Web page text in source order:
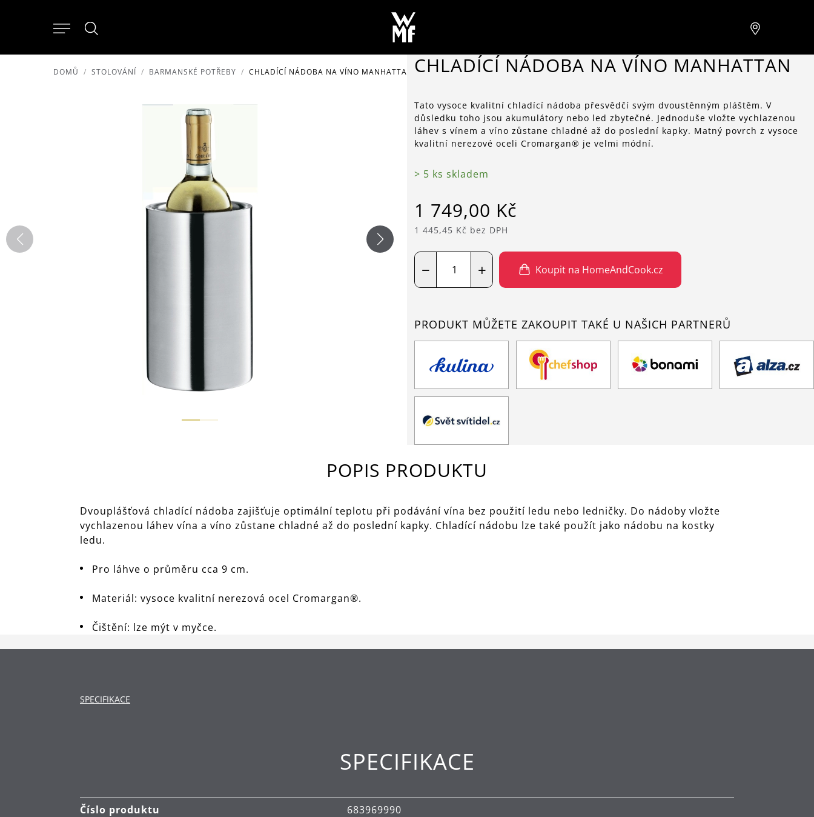
DOMŮ STOLOVÁNÍ BARMANSKÉ POTŘEBY CHLADÍCÍ NÁDOBA NA VÍNO MANHATTAN CHLADÍCÍ NÁDOBA NA VÍNO MANHATTAN
Tato vysoce kvalitní chladící nádoba přesvědčí svým dvoustěnným pláštěm. V
důsledku toho jsou akumulátory nebo led zbytečné. Jednoduše vložte vychlazenou
láhev s vínem a víno zůstane chladné až do poslední kapky. Matný povrch z vysoce
kvalitní nerezové oceli Cromargan® je velmi módní.
> 5 ks skladem
1 749,00 Kč
1 445,45 Kč bez DPH
+
− Koupit na HomeAndCook.cz
PRODUKT MŮŽETE ZAKOUPIT TAKÉ U NAŠICH PARTNERŮ
POPIS PRODUKTU
Dvouplášťová chladící nádoba zajišťuje optimální teplotu při podávání vína bez použití ledu nebo ledničky. Do nádoby vložte
vychlazenou láhev vína a víno zůstane chladné až do poslední kapky. Chladící nádobu lze také použít jako nádobu na kostky
ledu.
Pro láhve o průměru cca 9 cm.
Materiál: vysoce kvalitní nerezová ocel Cromargan®.
Čištění: lze mýt v myčce.
SPECIFIKACE
SPECIFIKACE
Číslo produktu
683969990